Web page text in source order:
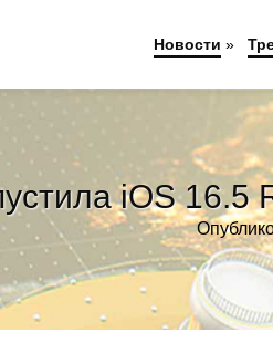
iOS 16.5
Новости »